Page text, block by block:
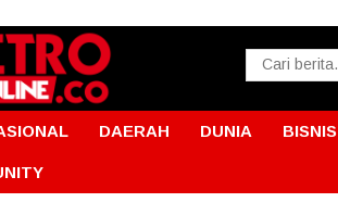
DAERAH DUNIA BISNIS